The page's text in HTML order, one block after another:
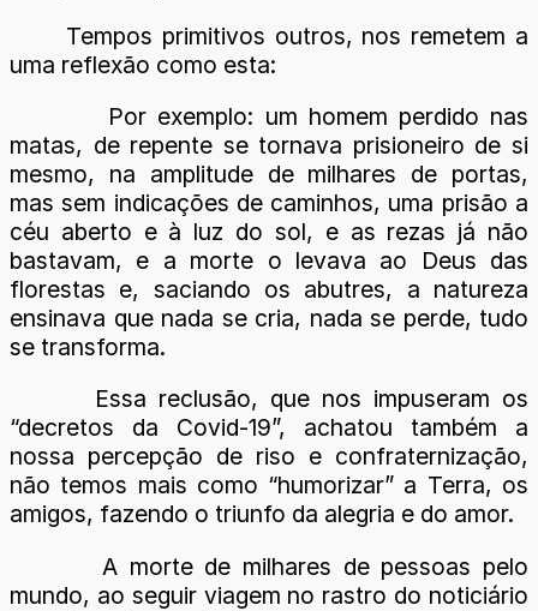
Tempos primitivos outros, nos remetem a
uma reflexão como esta:
Por exemplo: um homem perdido nas
matas, de repente se tornava prisioneiro de si
mesmo, na amplitude de milhares de portas,
mas sem indicações de caminhos, uma prisão a
céu aberto e à luz do sol, e as rezas já não
bastavam, e a morte o levava ao Deus das
florestas e, saciando os abutres, a natureza
ensinava que nada se cria, nada se perde, tudo
se transforma.
Essa reclusão, que nos impuseram os
“decretos da Covid-19”, achatou também a
nossa percepção de riso e confraternização,
não temos mais como “humorizar” a Terra, os
amigos, fazendo o triunfo da alegria e do amor.
A morte de milhares de pessoas pelo
mundo, ao seguir viagem no rastro do noticiário